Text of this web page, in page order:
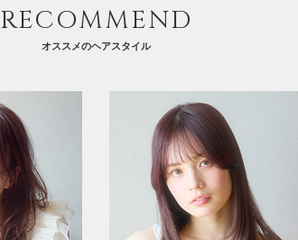
RECOMMEND
オススメのヘアスタイル